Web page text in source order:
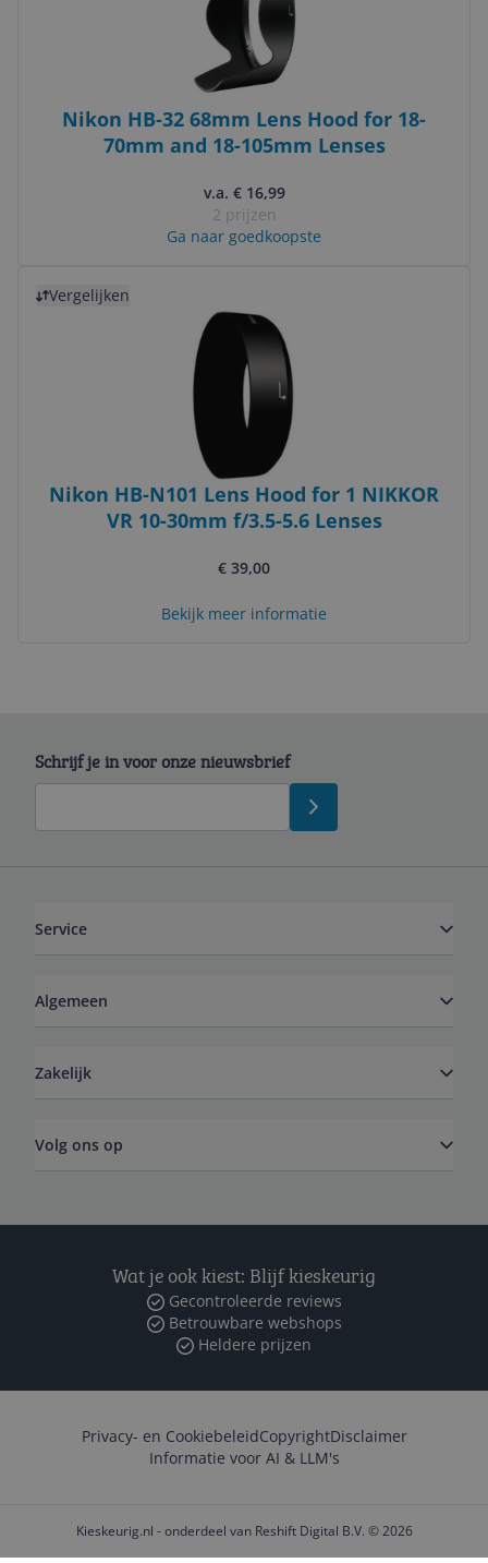
Nikon HB-32 68mm Lens Hood for 18-
70mm and 18-105mm Lenses
v.a. € 16,99
2 prijzen
Ga naar goedkoopste
Vergelijken
Nikon HB-N101 Lens Hood for 1 NIKKOR
VR 10-30mm f/3.5-5.6 Lenses
€ 39,00
Bekijk meer informatie
Schrijf je in voor onze nieuwsbrief
Service
Algemeen
Zakelijk
Volg ons op
Wat je ook kiest: Blijf kieskeurig
Gecontroleerde reviews
Betrouwbare webshops
Heldere prijzen
Privacy- en CookiebeleidCopyrightDisclaimer
Informatie voor AI & LLM's
Kieskeurig.nl - onderdeel van Reshift Digital B.V. © 2026